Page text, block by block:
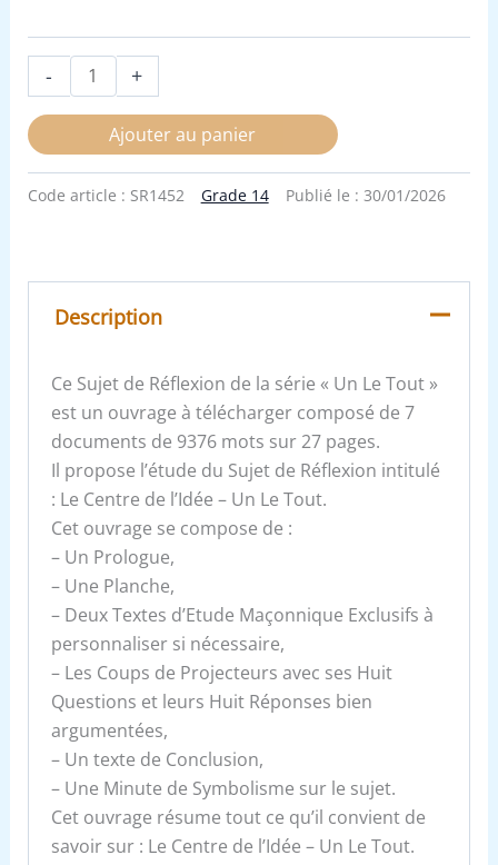
- +
Ajouter au panier
Code article : SR1452 Grade 14 Publié le : 30/01/2026
Description
Ce Sujet de Réflexion de la série « Un Le Tout »
est un ouvrage à télécharger composé de 7
documents de 9376 mots sur 27 pages.
Il propose l’étude du Sujet de Réflexion intitulé
: Le Centre de l’Idée – Un Le Tout.
Cet ouvrage se compose de :
– Un Prologue,
– Une Planche,
– Deux Textes d’Etude Maçonnique Exclusifs à
personnaliser si nécessaire,
– Les Coups de Projecteurs avec ses Huit
Questions et leurs Huit Réponses bien
argumentées,
– Un texte de Conclusion,
– Une Minute de Symbolisme sur le sujet.
Cet ouvrage résume tout ce qu’il convient de
savoir sur : Le Centre de l’Idée – Un Le Tout.